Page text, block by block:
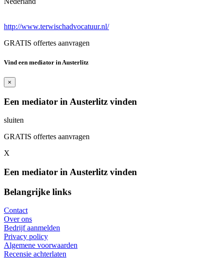
http://www.terwischadvocatuur.nl/
GRATIS offertes aanvragen
Vind een mediator in Austerlitz
×
Een mediator in Austerlitz vinden
sluiten
GRATIS offertes aanvragen
X
Een mediator in Austerlitz vinden
Belangrijke links
Contact
Over ons
Bedrijf aanmelden
Privacy policy
Algemene voorwaarden
Recensie achterlaten